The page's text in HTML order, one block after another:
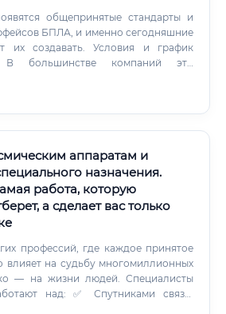
общепринятые стандарты и
БПЛА, и именно сегодняшние
их создавать. Условия и график
аппаратам и
назначения.
работа, которую
а сделает вас только
профессий, где каждое принятое
влияет на судьбу многомиллионных
— на жизни людей. Специалисты
Спутниками связи,